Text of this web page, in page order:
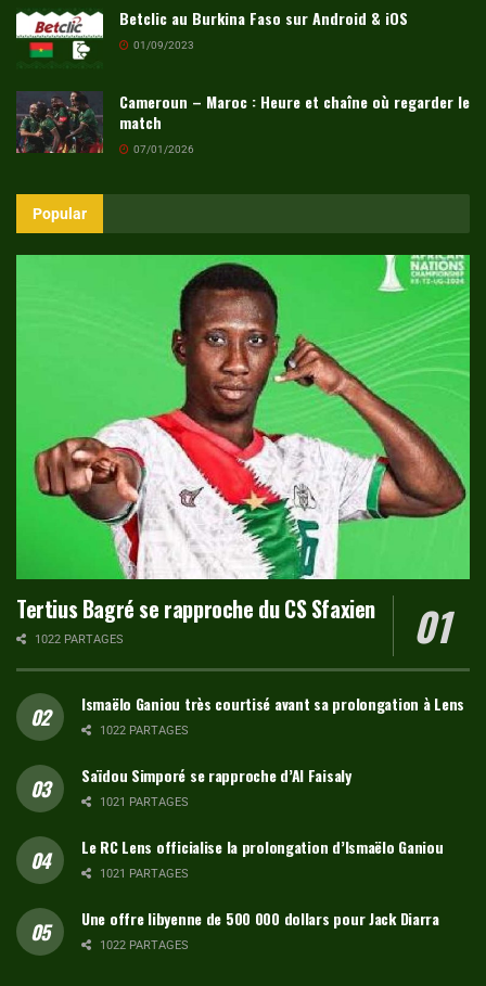
Betclic au Burkina Faso sur Android & iOS
01/09/2023
Cameroun – Maroc : Heure et chaîne où regarder le
match
07/01/2026
Popular
Tertius Bagré se rapproche du CS Sfaxien
1022 PARTAGES
Ismaëlo Ganiou très courtisé avant sa prolongation à Lens
1022 PARTAGES
Saïdou Simporé se rapproche d’Al Faisaly
1021 PARTAGES
Le RC Lens officialise la prolongation d’Ismaëlo Ganiou
1021 PARTAGES
Une offre libyenne de 500 000 dollars pour Jack Diarra
1022 PARTAGES